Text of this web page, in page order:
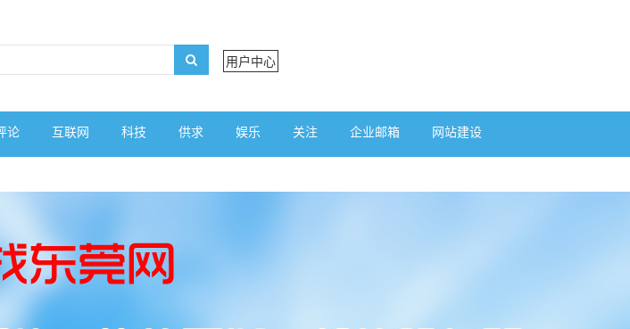
用户中心
论 互联网 科技 供求 娱乐 关注 企业邮箱 网站建设